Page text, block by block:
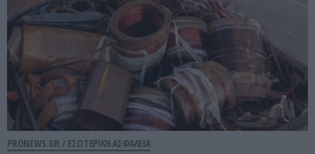
PRONEWS.GR / ΕΣΩΤΕΡΙΚΗ ΑΣΦΑΛΕΙΑ